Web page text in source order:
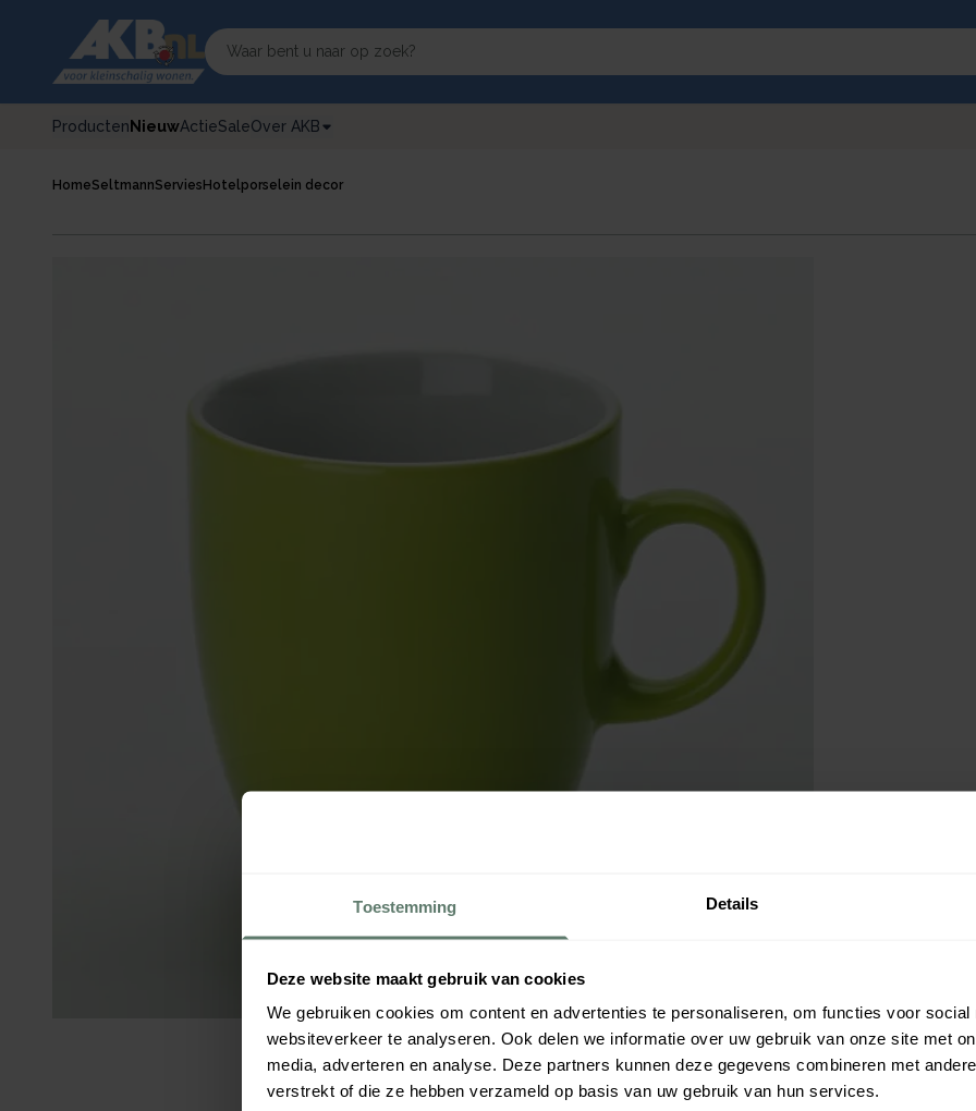
Toestemming Details
Deze website maakt gebruik van cookies
We gebruiken cookies om content en advertenties te personaliseren, om functies voor social
websiteverkeer te analyseren. Ook delen we informatie over uw gebruik van onze site met
media, adverteren en analyse. Deze partners kunnen deze gegevens combineren met
verstrekt of die ze hebben verzameld op basis van uw gebruik van hun services.
ProductenNieuwActieSaleOver AKB
HomeSeltmannServies Hotelporselein decor